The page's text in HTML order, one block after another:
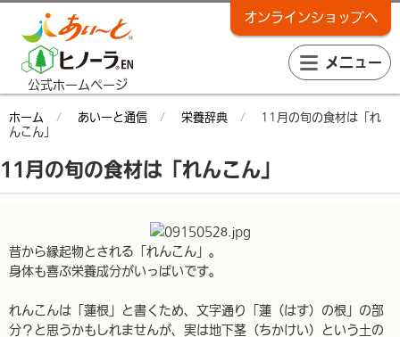
公式ホームページ
メニュー
ホーム あいーと通信 栄養辞典
11月の旬の食材は「れ
んこん」
11月の旬の食材は「れんこん」
昔から縁起物とされる「れんこん」。
身体も喜ぶ栄養成分がいっぱいです。
れんこんは「蓮根」と書くため、文字通り「蓮（はす）の根」の部
分？と思うかもしれませんが、実は地下茎（ちかけい）という土の
オンラインショップへ